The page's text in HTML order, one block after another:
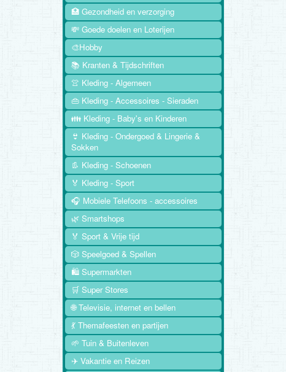
🏥 Gezondheid en verzorging
💸 Goede doelen en Loterijen
🎨Hobby
📚 Kranten & Tijdschriften
👚 Kleding - Algemeen
👜 Kleding - Accessoires - Sieraden
👪 Kleding - Baby's en Kinderen
👙 Kleding - Ondergoed & Lingerie &
Sokken
👢 Kleding - Schoenen
🏅 Kleding - Sport
🎧 Mobiele Telefoons - accessoires
🌿 Smartshops
🏅 Sport & Vrije tijd
🎲 Speelgoed & Spellen
🛍️ Supermarkten
🛒 Super Stores
🌐 Televisie, internet en bellen
💃 Themafeesten en partijen
🌱 Tuin & Buitenleven
✈️ Vakantie en Reizen